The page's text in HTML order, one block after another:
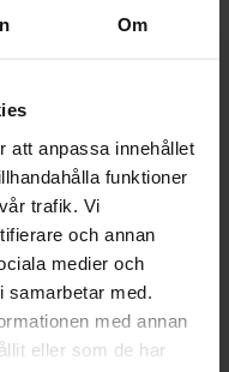
Om
att anpassa innehållet
funktioner
trafik. Vi
och annan
medier och
med.
med annan
eller som de har
här för att prata med
låsvred i satin krom
löst tillval och är inte